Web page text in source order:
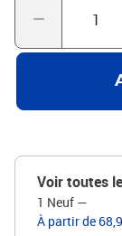
caractéristique
supérieure ronde,
complète tout
du patio ou
livraison
incluse.Couleur :
Voir toutes
1 Neuf —
À partir de